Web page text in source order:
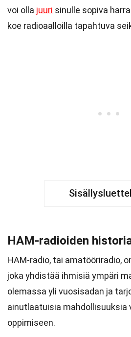
voi olla juuri sinulle sopiva
koe radioaalloilla tapahtuva
HAM-radioiden
HAM-radio, tai amatööriradio,
joka yhdistää ihmisiä ympäri
olemassa yli vuosisadan ja
ainutlaatuisia mahdollisuuksia
oppimiseen.